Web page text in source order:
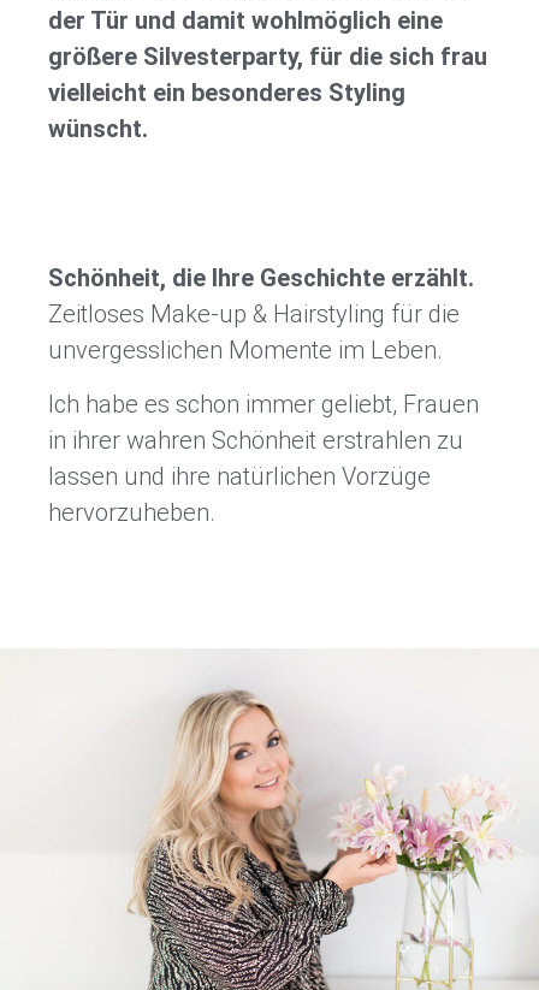
der Tür und damit wohlmöglich eine
größere Silvesterparty, für die sich frau
vielleicht ein besonderes Styling
wünscht.
Schönheit, die Ihre Geschichte erzählt.
Zeitloses Make-up & Hairstyling für die
unvergesslichen Momente im Leben.
Ich habe es schon immer geliebt, Frauen
in ihrer wahren Schönheit erstrahlen zu
lassen und ihre natürlichen Vorzüge
hervorzuheben.